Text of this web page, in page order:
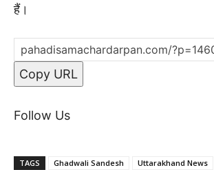
हैं।
Copy URL
Follow Us
TAGS Ghadwali Sandesh Uttarakhand News